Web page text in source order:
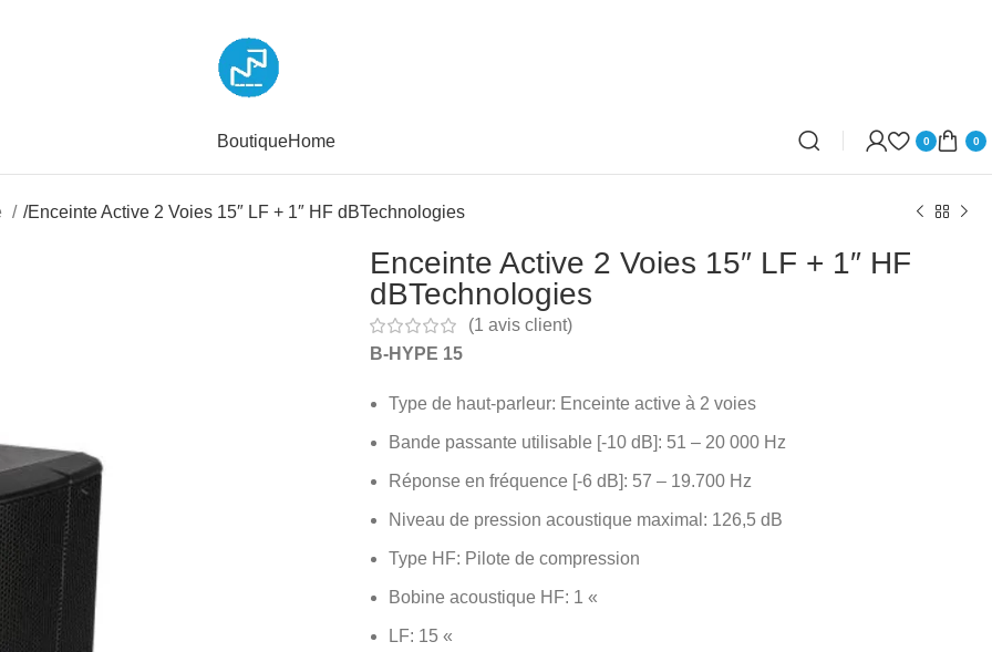
BoutiqueHome 0 0
/Enceinte Active 2 Voies 15″ LF + 1″ HF dBTechnologies
Enceinte Active 2 Voies 15″ LF + 1″ HF
dBTechnologies
(1 avis client)
B-HYPE 15
Type de haut-parleur: Enceinte active à 2 voies
Bande passante utilisable [-10 dB]: 51 – 20 000 Hz
Réponse en fréquence [-6 dB]: 57 – 19.700 Hz
Niveau de pression acoustique maximal: 126,5 dB
Type HF: Pilote de compression
Bobine acoustique HF: 1 «
LF: 15 «